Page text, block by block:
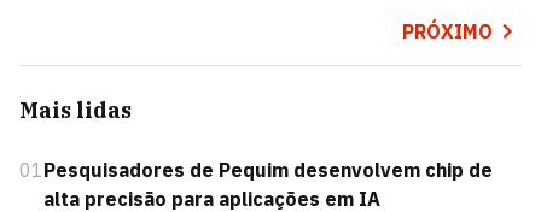
PRÓXIMO
Mais lidas
01Pesquisadores de Pequim desenvolvem chip de
alta precisão para aplicações em IA